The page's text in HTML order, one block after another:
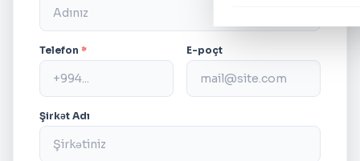
Telefon * E-poçt
Şirkət Adı